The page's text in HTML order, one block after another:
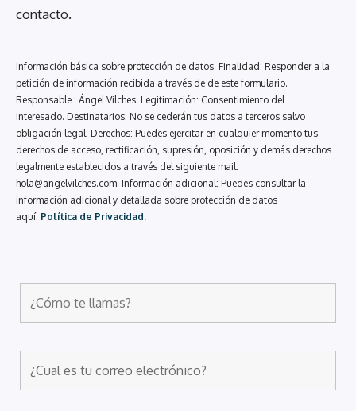
contacto.
Información básica sobre protección de datos. Finalidad: Responder a la
petición de información recibida a través de de este formulario.
Responsable : Ángel Vilches. Legitimación: Consentimiento del
interesado. Destinatarios: No se cederán tus datos a terceros salvo
obligación legal. Derechos: Puedes ejercitar en cualquier momento tus
derechos de acceso, rectificación, supresión, oposición y demás derechos
legalmente establecidos a través del siguiente mail:
hola@angelvilches.com. Información adicional: Puedes consultar la
información adicional y detallada sobre protección de datos
aquí: Política de Privacidad.